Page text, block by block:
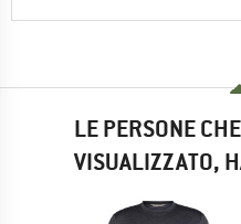
LE PERSONE
VISUALIZZATO,